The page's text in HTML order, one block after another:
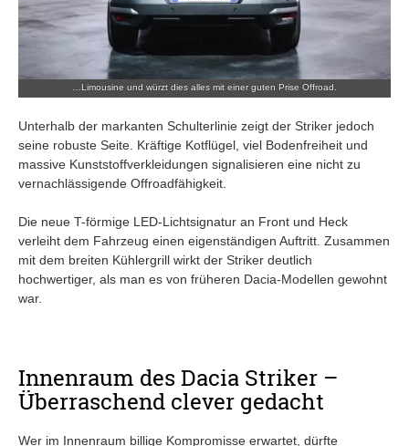
…Limousine und würzt dies alles mit einer guten Prise Offroad.
Unterhalb der markanten Schulterlinie zeigt der Striker jedoch
seine robuste Seite. Kräftige Kotflügel, viel Bodenfreiheit und
massive Kunststoffverkleidungen signalisieren eine nicht zu
vernachlässigende Offroadfähigkeit.
Die neue T-förmige LED-Lichtsignatur an Front und Heck
verleiht dem Fahrzeug einen eigenständigen Auftritt. Zusammen
mit dem breiten Kühlergrill wirkt der Striker deutlich
hochwertiger, als man es von früheren Dacia-Modellen gewohnt
war.
Innenraum des Dacia Striker –
Überraschend clever gedacht
Wer im Innenraum billige Kompromisse erwartet, dürfte